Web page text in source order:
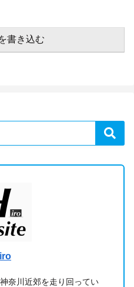
書き込む
奈川近郊を走り回ってい